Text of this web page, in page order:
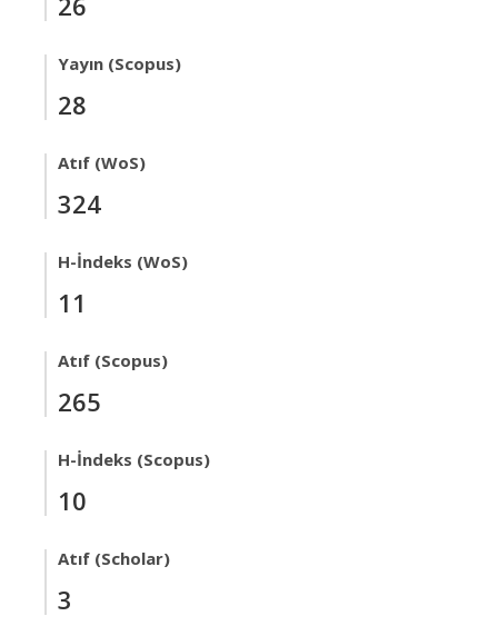
Yayın (Scopus)
28
Atıf (WoS)
324
H-İndeks (WoS)
11
Atıf (Scopus)
265
H-İndeks (Scopus)
10
Atıf (Scholar)
3